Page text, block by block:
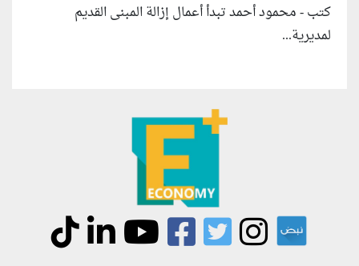
كتب - محمود أحمد تبدأ أعمال إزالة المبنى القديم
لمديرية...